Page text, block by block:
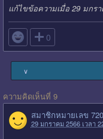
แก้ไขข้อความเมื่อ 29 มกรา
 0
∨
ความคิดเห็นที่ 9
สมาชิกหมายเลข
29 มกราคม 2566 เวลา